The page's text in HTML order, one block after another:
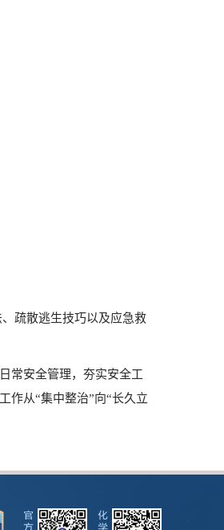
疏散逃生技巧以及应急救
常安全管理，夯实安全工
作从“集中整治”向“长久立